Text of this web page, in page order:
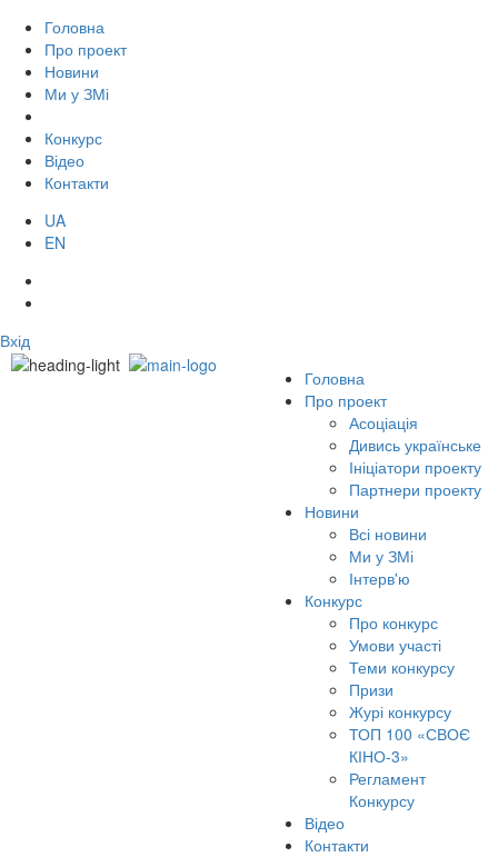
Головна
Про проект
Новини
Ми у ЗМі
Конкурс
Відео
Контакти
UA
EN
Вхід
Головна
Про проект
Асоціація
Дивись українське
Ініціатори проекту
Партнери проекту
Новини
Всі новини
Ми у ЗМі
Інтерв'ю
Конкурс
Про конкурс
Умови участі
Теми конкурсу
Призи
Журі конкурсу
ТОП 100 «СВОЄ
КІНО-3»
Регламент
Конкурсу
Відео
Контакти